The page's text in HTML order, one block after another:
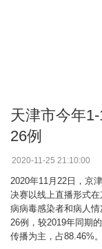
天津市今年
26例
2020-11-25 21:10:00
2020年11月22日，京
决赛以线上直播形式
病病毒感染者和病人
26例，较2019年同期
传播为主，占88.46%。